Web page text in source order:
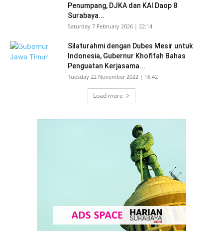
Penumpang, DJKA dan KAI Daop 8
Surabaya...
Saturday 7 February 2026 | 22:14
Silaturahmi dengan Dubes Mesir untuk
Indonesia, Gubernur Khofifah Bahas
Penguatan Kerjasama...
Tuesday 22 November 2022 | 16:42
Load more